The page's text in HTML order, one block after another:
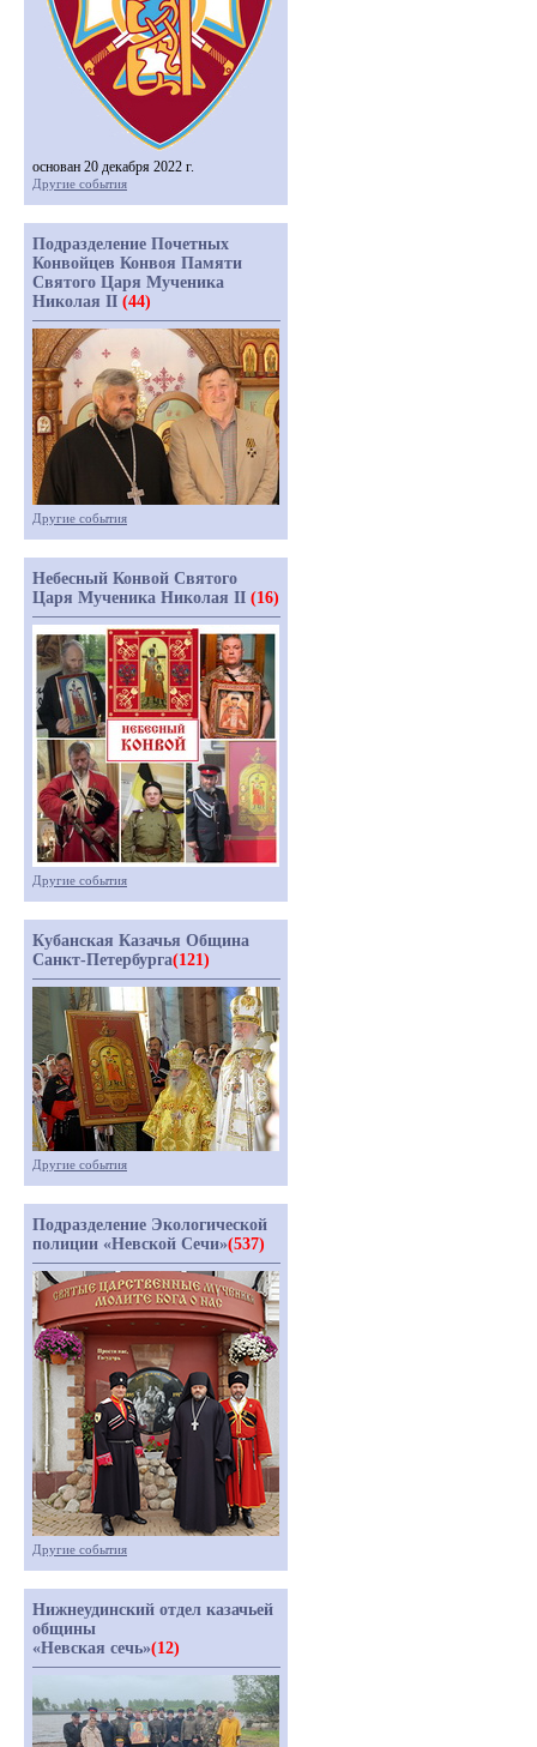
основан 20 декабря 2022 г.
Другие события
Подразделение Почетных
Конвойцев Конвоя Памяти
Святого Царя Мученика
Николая II (44)
Другие события
Небесный Конвой Святого
Царя Мученика Николая II (16)
Другие события
Кубанская Казачья Община
Санкт-Петербурга(121)
Другие события
Подразделение Экологической
полиции «Невской Сечи»(537)
Другие события
Нижнеудинский отдел казачьей
общины
«Невская сечь»(12)